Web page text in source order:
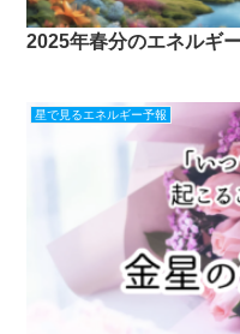
2025年春分のエネルギ
星で見るエネルギー予報